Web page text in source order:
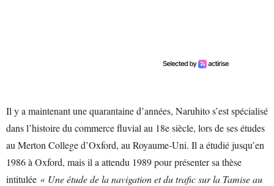
Il y a maintenant une quarantaine d’années, Naruhito s’est spécialisé
dans l’histoire du commerce fluvial au 18e siècle, lors de ses études
au Merton College d’Oxford, au Royaume-Uni. Il a étudié jusqu’en
1986 à Oxford, mais il a attendu 1989 pour présenter sa thèse
intitulée « Une étude de la navigation et du trafic sur la Tamise au